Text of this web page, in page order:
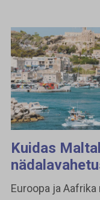
Kuidas
Euroopa ja